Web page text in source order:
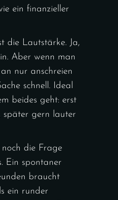
ein finanzieller
die Lautstärke. Ja,
Aber wenn man
nur anschreien
schnell. Ideal
beides geht: erst
später gern lauter
die Frage
Ein spontaner
braucht
ein runder